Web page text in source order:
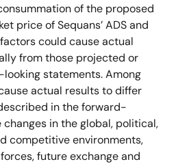
of the proposed
price of Sequans’ ADS and
could cause actual
from those projected or
statements. Among
actual results to differ
in the forward-
in the global, political,
competitive environments,
future exchange and